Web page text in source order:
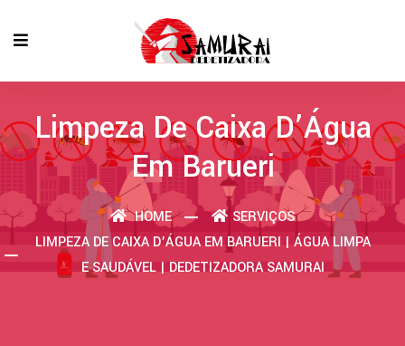
Limpeza De Caixa D’Água
Em Barueri
HOME
SERVIÇOS
LIMPEZA DE CAIXA D’ÁGUA EM BARUERI | ÁGUA LIMPA
E SAUDÁVEL | DEDETIZADORA SAMURAI